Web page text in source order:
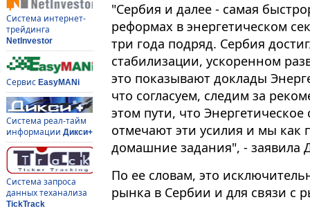
Система интернет-
трейдинга
NetInvestor
Сервис EasyMANi
Система реал-тайм
информации Дикси+
Система запроса
данных теханализа
TickTrack
"Сербия и далее - самая
реформах в энергетическом
три года подряд. Сербия
стабилизации, ускоренном
это показывают доклады
что согласуем, следим за
этом пути, что
отмечают эти усилия и мы
домашние задания", - заявила
По ее словам, это
рынка в Сербии и для связи с